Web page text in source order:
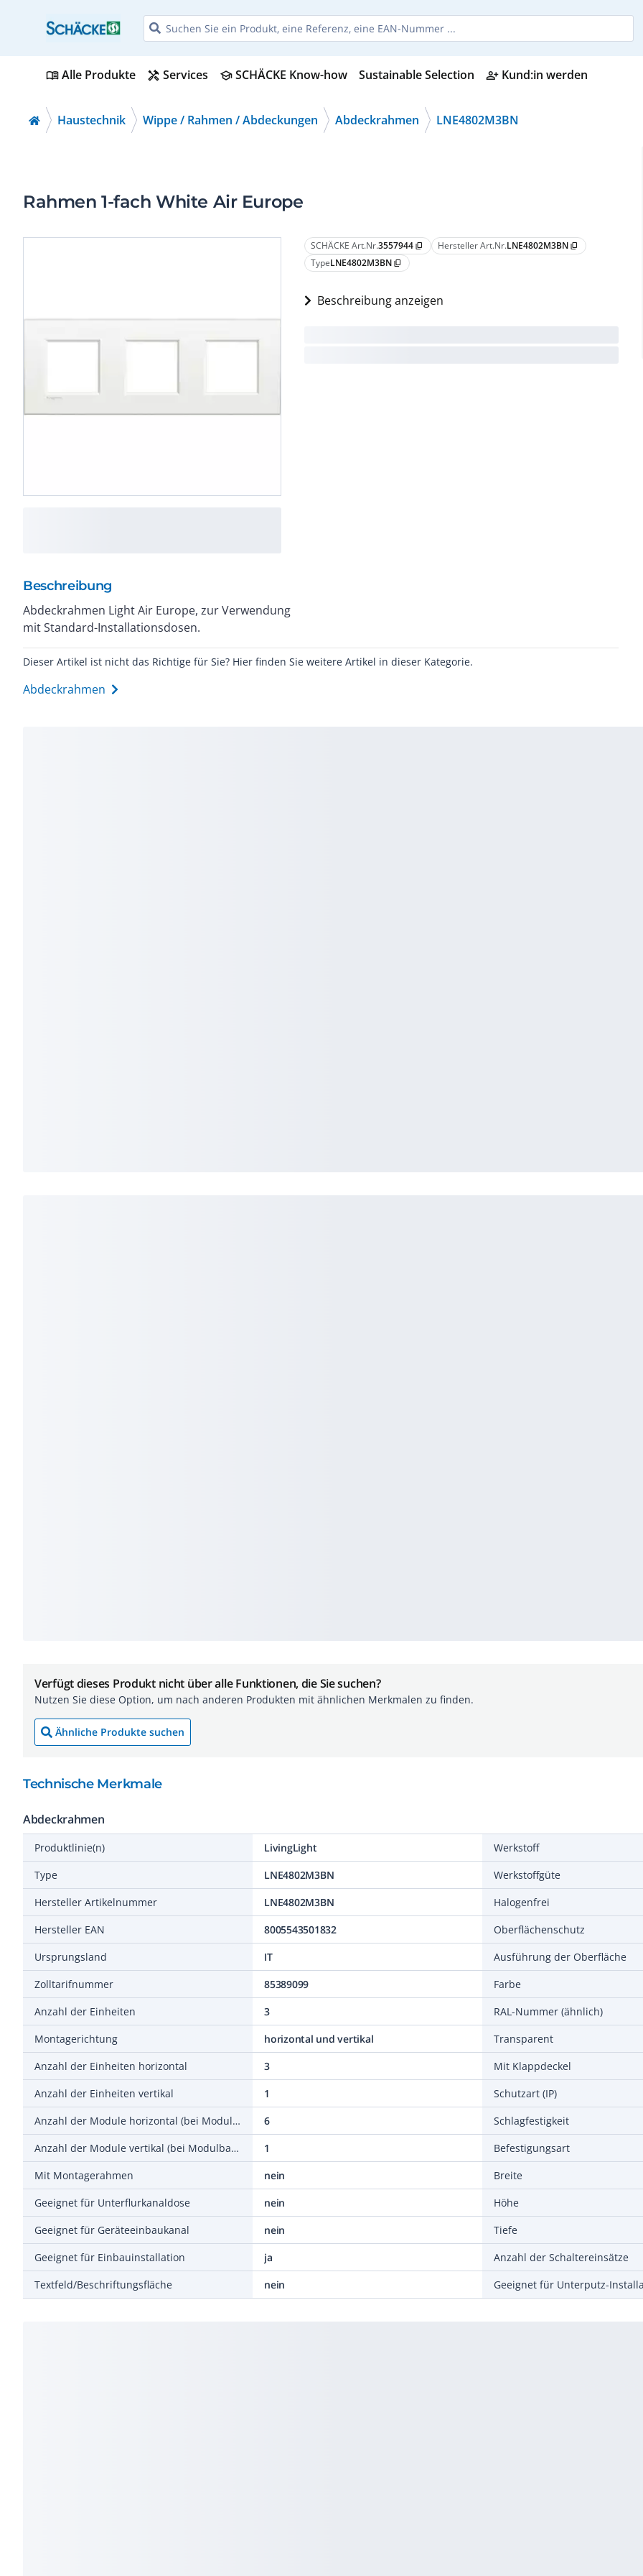
menu_bookAlle Produkte handyman Services schoolSCHÄCKE Know-how Sustainable Selection person_add_alt Kund:in werden
Haustechnik Wippe / Rahmen / Abdeckungen Abdeckrahmen LNE4802M3BN
Rahmen 1-fach White Air Europe
SCHÄCKE Art.Nr.3557944 content_copy Hersteller Art.Nr.LNE4802M3BN content_copy
TypeLNE4802M3BN content_copy
Beschreibung anzeigen
Beschreibung
Abdeckrahmen Light Air Europe, zur Verwendung
mit Standard-Installationsdosen.
Dieser Artikel ist nicht das Richtige für Sie? Hier finden Sie weitere Artikel in dieser Kategorie.
Abdeckrahmen
Verfügt dieses Produkt nicht über alle Funktionen, die Sie suchen?
Nutzen Sie diese Option, um nach anderen Produkten mit ähnlichen Merkmalen zu finden.
Ähnliche Produkte suchen
Technische Merkmale
Abdeckrahmen
Produktlinie(n)
LivingLight
Type
LNE4802M3BN
Hersteller Artikelnummer
LNE4802M3BN
Hersteller EAN
8005543501832
Ursprungsland
IT
Zolltarifnummer
85389099
Anzahl der Einheiten
3
Montagerichtung
horizontal und vertikal
Anzahl der Einheiten horizontal
3
Anzahl der Einheiten vertikal
1
Anzahl der Module horizontal (bei Modulbauweise)
6
Anzahl der Module vertikal (bei Modulbauweise)
1
Mit Montagerahmen
nein
Geeignet für Unterflurkanaldose
nein
Geeignet für Geräteeinbaukanal
nein
Geeignet für Einbauinstallation
ja
Textfeld/Beschriftungsfläche
nein
Werkstoff
Werkstoffgüte
Halogenfrei
Oberflächenschutz
Ausführung der Oberfläche
Farbe
RAL-Nummer (ähnlich)
Transparent
Mit Klappdeckel
Schutzart (IP)
Schlagfestigkeit
Befestigungsart
Breite
Höhe
Tiefe
Anzahl der Schaltereinsätze
Geeignet für Unterputz-